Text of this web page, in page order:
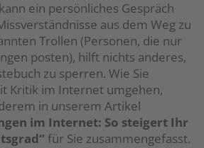
ein persönliches Gespräch
aus dem Weg zu
Trollen (Personen, die nur
posten), hilft nichts anderes,
zu sperren. Wie Sie
Kritik im Internet umgehen,
in unserem Artikel
im Internet: So steigert Ihr
für Sie zusammengefasst.